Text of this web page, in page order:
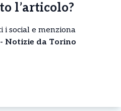
l’articolo?
social e menziona
Notizie da Torino